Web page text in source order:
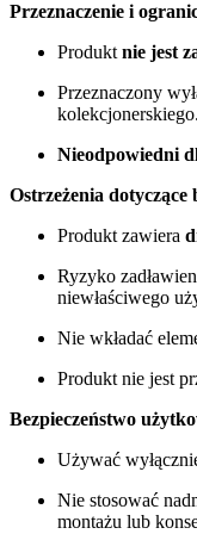
Przeznaczenie i
Produkt nie jest
Przeznaczony
kolekcjonerskiego.
Nieodpowiedni
Ostrzeżenia dotyczące
Produkt zawiera
Ryzyko
niewłaściwego
Nie wkładać
Produkt nie jest
Bezpieczeństwo
Używać
Nie stosować
montażu lub